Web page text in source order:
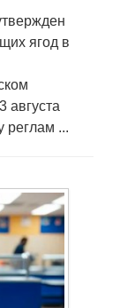
ягод в
августа
реглам ...